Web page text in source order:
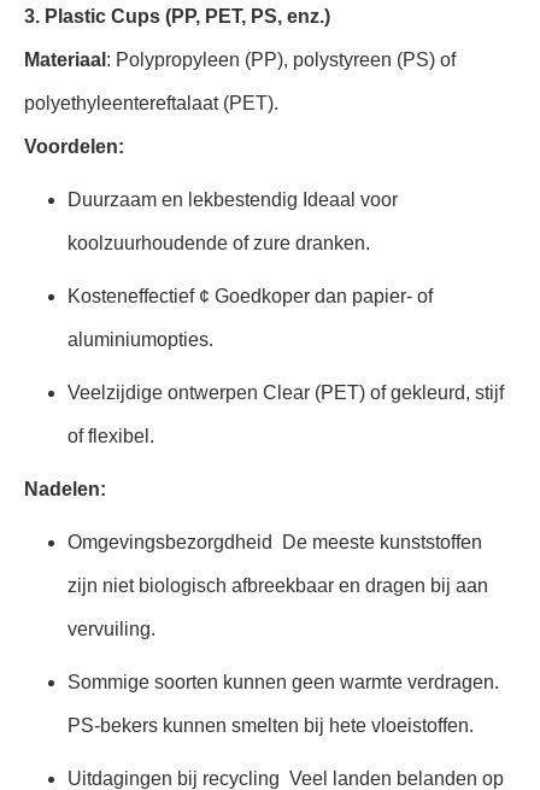
3. Plastic Cups (PP, PET, PS, enz.)
Materiaal : Polypropyleen (PP), polystyreen (PS) of
polyethyleentereftalaat (PET).
Voordelen:
Duurzaam en lekbestendig Ideaal voor
koolzuurhoudende of zure dranken.
Kosteneffectief ¢ Goedkoper dan papier- of
aluminiumopties.
Veelzijdige ontwerpen Clear (PET) of gekleurd, stijf
of flexibel.
Nadelen:
Omgevingsbezorgdheid ️ De meeste kunststoffen
zijn niet biologisch afbreekbaar en dragen bij aan
vervuiling.
Sommige soorten kunnen geen warmte verdragen.
PS-bekers kunnen smelten bij hete vloeistoffen.
Uitdagingen bij recycling ️ Veel landen belanden op